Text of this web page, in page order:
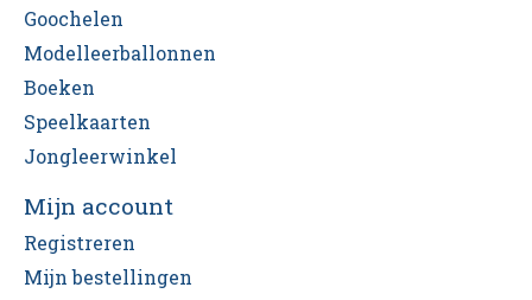
Goochelen
Modelleerballonnen
Boeken
Speelkaarten
Jongleerwinkel
Mijn account
Registreren
Mijn bestellingen